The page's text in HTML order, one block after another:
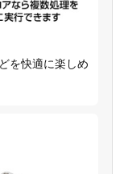
を快適に楽しめ